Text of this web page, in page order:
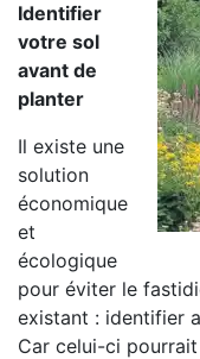
Identifier
votre sol
avant de
planter
Il existe une
solution
économique
et
écologique
pour éviter le
existant : identifier
Car celui-ci